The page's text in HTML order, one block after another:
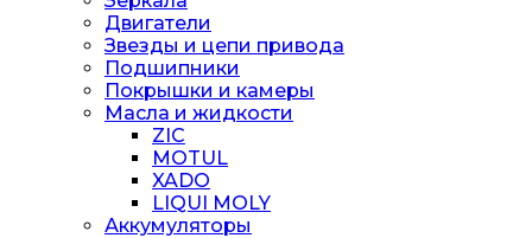
Двигатели
Звезды и цепи привода
Подшипники
Покрышки и камеры
Масла и жидкости
ZIC
MOTUL
XADO
LIQUI MOLY
Аккумуляторы